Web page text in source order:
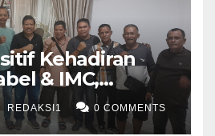
Kehadiran
& IMC,
Media Online
REDAKSI1 0 COMMENTS